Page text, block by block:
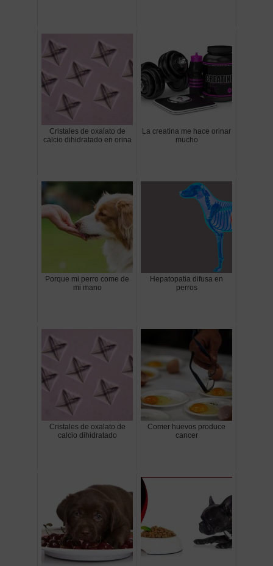
Cristales de oxalato de
calcio dihidratado en orina
La creatina me hace orinar
mucho
Porque mi perro come de
mi mano
Hepatopatia difusa en
perros
Cristales de oxalato de
calcio dihidratado
Comer huevos produce
cancer